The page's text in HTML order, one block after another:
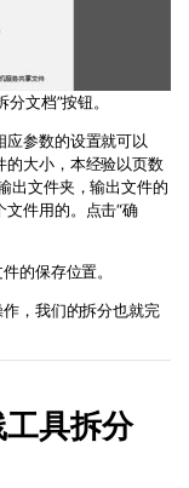
文档”按钮。
应参数的设置就可以
的大小，本经验以页数
出文件夹，输出文件的
件用的。点击“确
的保存位置。
，我们的拆分也就完
具拆分